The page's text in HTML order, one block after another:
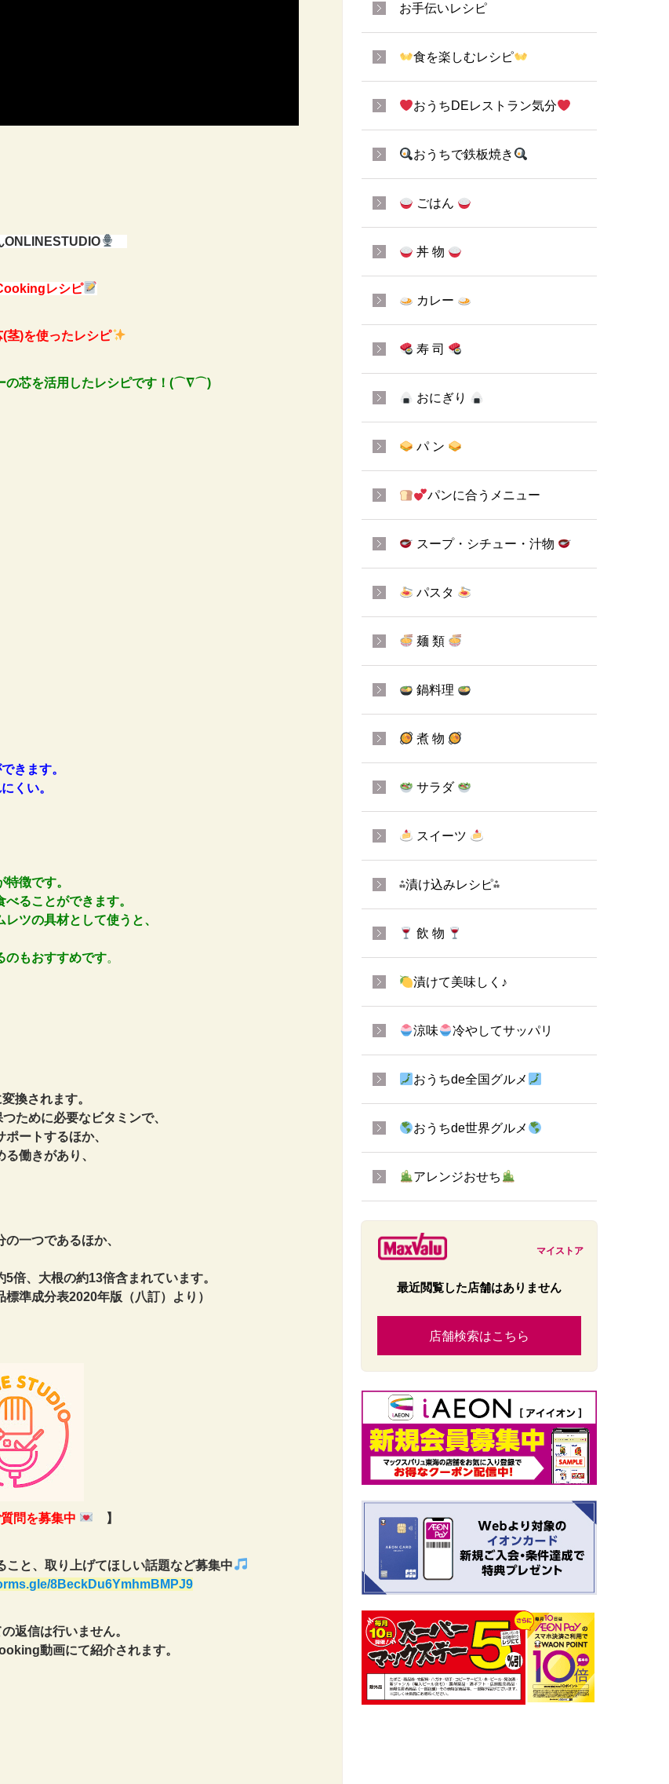
ONLINESTUDIO
レシピ
茎)を使ったレシピ
の芯を活用したレシピです！(⌒∇⌒)
きます。
くい。
徴です。
ることができます。
ツの具材として使うと、
のもおすすめです。
換されます。
ために必要なビタミンで、
ートするほか、
働きがあり、
一つであるほか、
倍、大根の約13倍含まれています。
版（八訂）より）
問を募集中 】
と、取り上げてほしい話題など募集中
8BeckDu6YmhmBMPJ9
返信は行いません。
動画にて紹介されます。
お手伝いレシピ
食を楽しむレシピ
おうちDEレストラン気分
おうちで鉄板焼き
ごはん
丼 物
カレー
寿 司
おにぎり
パ ン
パンに合うメニュー
スープ・シチュー・汁物
パスタ
麺 類
鍋料理
煮 物
サラダ
スイーツ
⁂漬け込みレシピ⁂
飲 物
漬けて美味しく♪
涼味 冷やしてサッパリ
おうちde全国グルメ
おうちde世界グルメ
アレンジおせち
マイストア
最近閲覧した店舗はありません
店舗検索はこちら